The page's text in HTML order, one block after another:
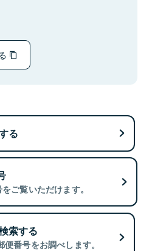
る
ご覧いただけます。
索する
番号をお調べします。